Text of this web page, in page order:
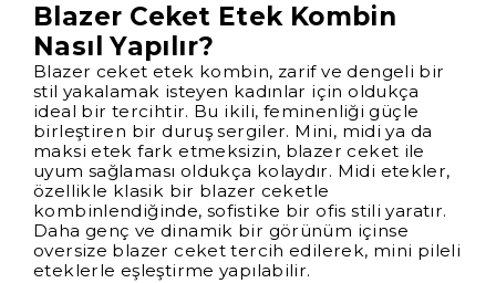
Blazer Ceket Etek Kombin
Nasıl Yapılır?
Blazer ceket etek kombin, zarif ve dengeli bir
stil yakalamak isteyen kadınlar için oldukça
ideal bir tercihtir. Bu ikili, feminenliği güçle
birleştiren bir duruş sergiler. Mini, midi ya da
maksi etek fark etmeksizin, blazer ceket ile
uyum sağlaması oldukça kolaydır. Midi etekler,
özellikle klasik bir blazer ceketle
kombinlendiğinde, sofistike bir ofis stili yaratır.
Daha genç ve dinamik bir görünüm içinse
oversize blazer ceket tercih edilerek, mini pileli
eteklerle eşleştirme yapılabilir.